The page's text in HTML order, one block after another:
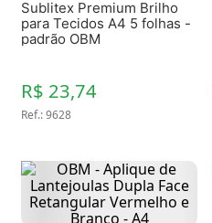
Sublitex Premium Brilho
para Tecidos A4 5 folhas -
padrão OBM
R$ 23,74
Ref.:9628